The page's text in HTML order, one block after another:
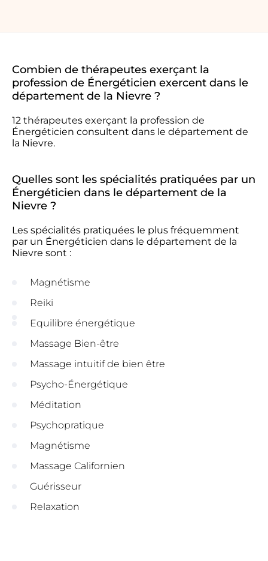
Combien de thérapeutes exerçant la
profession de Énergéticien exercent dans le
département de la Nievre ?
12 thérapeutes exerçant la profession de
Énergéticien consultent dans le département de
la Nievre.
Quelles sont les spécialités pratiquées par un
Énergéticien dans le département de la
Nievre ?
Les spécialités pratiquées le plus fréquemment
par un Énergéticien dans le département de la
Nievre sont :
Magnétisme
Reiki
Equilibre énergétique
Massage Bien-être
Massage intuitif de bien être
Psycho-Énergétique
Méditation
Psychopratique
Magnétisme
Massage Californien
Guérisseur
Relaxation